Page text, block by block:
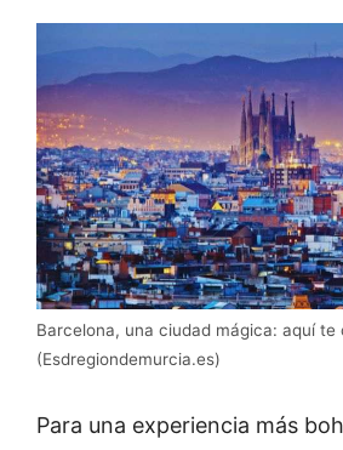
Barcelona, una ciudad mágica: aquí te
(Esdregiondemurcia.es)
Para una experiencia más